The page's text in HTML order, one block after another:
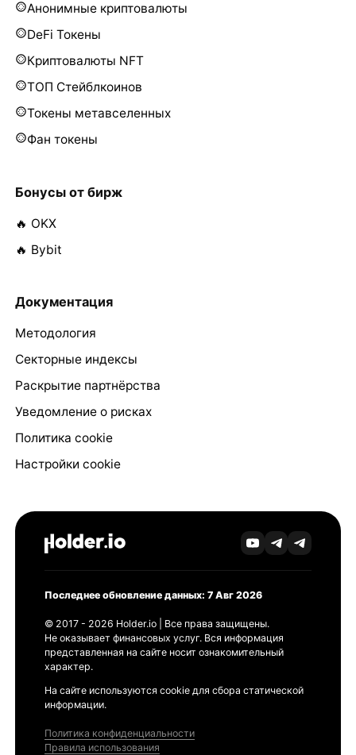
Анонимные криптовалюты
DeFi Токены
Криптовалюты NFT
ТОП Стейблкоинов
Токены метавселенных
Фан токены
Бонусы от бирж
🔥 OKX
🔥 Bybit
Документация
Методология
Секторные индексы
Раскрытие партнёрства
Уведомление о рисках
Политика cookie
Настройки cookie
Последнее обновление данных: 7 Авг 2026
© 2017 - 2026 Holder.io | Все права защищены.
Не оказывает финансовых услуг. Вся информация
представленная на сайте носит ознакомительный
характер.
На сайте используются cookie для сбора статической
информации.
Политика конфиденциальности
Правила использования